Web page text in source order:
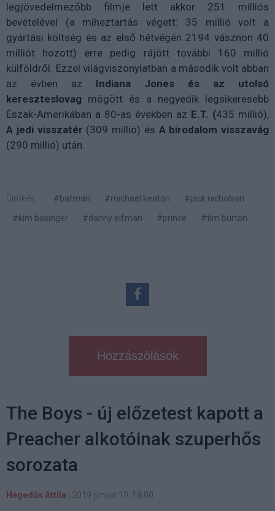
legjövedelmezőbb filmje lett akkor 251 milliós
bevételével (a miheztartás végett: 35 millió volt a
gyártási költség és az első hétvégén 2194 vásznon 40
milliót hozott) erre pedig rájött további 160 millió
külföldről. Ezzel világviszonylatban a második volt abban
az évben az Indiana Jones és az utolsó
kereszteslovag mögött és a negyedik legsikeresebb
Észak-Amerikában a 80-as években az E.T. (435 millió),
A jedi visszatér (309 millió) és A birodalom visszavág
(290 millió) után.
Címkék: #batman #michael keaton
#jack nicholson
#kim basinger
#danny elfman #prince #tim burton
Hozzászólások
The Boys - új előzetest kapott a
Preacher alkotóinak szuperhős
sorozata
Hegedűs Attila 2019 június 19. 18:00